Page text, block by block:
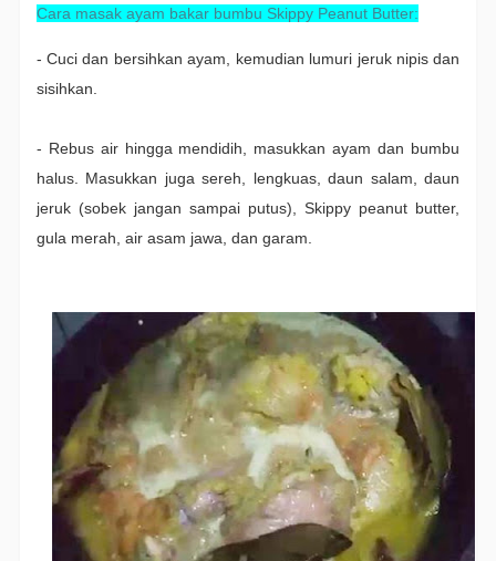
Cara masak ayam bakar bumbu Skippy Peanut Butter:
- Cuci dan bersihkan ayam, kemudian lumuri jeruk nipis dan
sisihkan.
- Rebus air hingga mendidih, masukkan ayam dan bumbu
halus. Masukkan juga sereh, lengkuas, daun salam, daun
jeruk (sobek jangan sampai putus), Skippy peanut butter,
gula merah, air asam jawa, dan garam.